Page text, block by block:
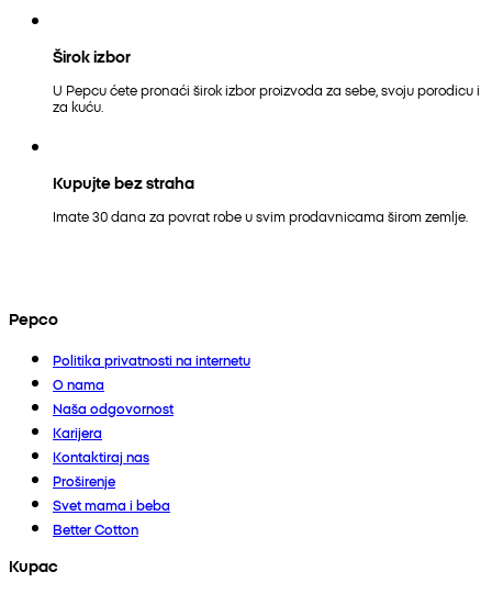
Širok izbor
U Pepcu ćete pronaći širok izbor proizvoda za sebe, svoju porodicu i
za kuću.
Kupujte bez straha
Imate 30 dana za povrat robe u svim prodavnicama širom zemlje.
Pepco
Politika privatnosti na internetu
O nama
Naša odgovornost
Karijera
Kontaktiraj nas
Proširenje
Svet mama i beba
Better Cotton
Kupac